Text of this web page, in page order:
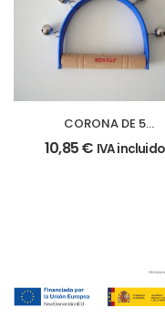
CORONA DE 5
CASCABELES
10,85€ IVA incluido